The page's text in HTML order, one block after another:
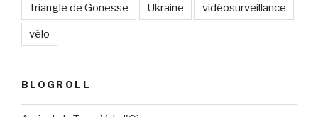
Triangle de Gonesse Ukraine vidéosurveillance
vélo
BLOGROLL